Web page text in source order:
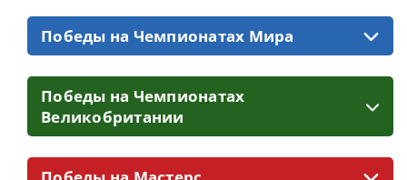
Победы на Чемпионатах Мира
Победы на Чемпионатах
Великобритании